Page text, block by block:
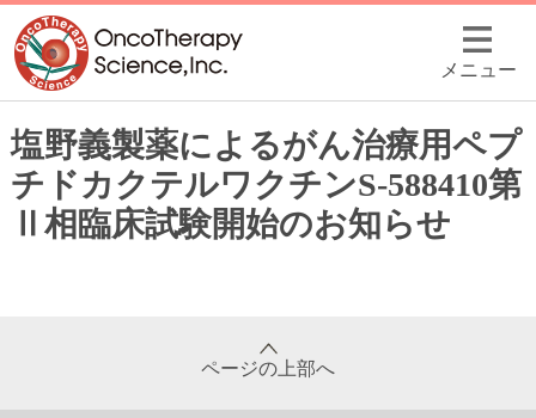
メニュー
塩野義製薬によるがん治療用ペプ
チドカクテルワクチンS-588410第
Ⅱ相臨床試験開始のお知らせ
ページの上部へ